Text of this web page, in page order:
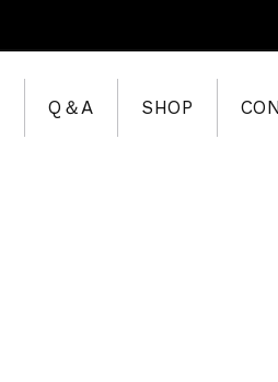
Q＆A SHOP